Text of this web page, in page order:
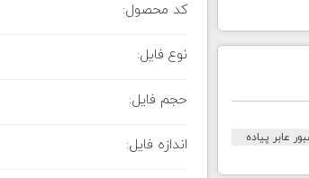
کد محصول:
نوع فایل:
حجم فایل:
اندازه فایل: